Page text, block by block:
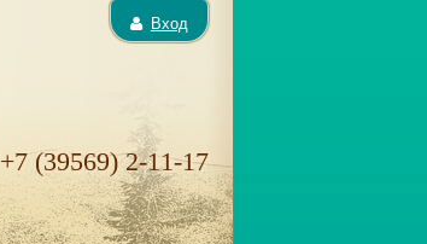
Вход
+7 (39569) 2-11-17